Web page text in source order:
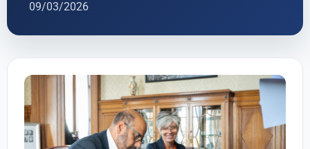
09/03/2026